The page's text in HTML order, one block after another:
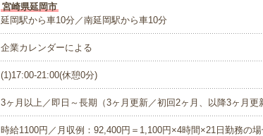
宮崎県延岡市
延岡駅から車10分／南延岡駅から車10分
企業カレンダーによる
(1)17:00-21:00(休憩0分)
3ヶ月以上／即日～長期（3ヶ月更新／初回2ヶ月、以降3ヶ月更
時給1100円／月収例：92,400円＝1,100円×4時間×21日勤務の